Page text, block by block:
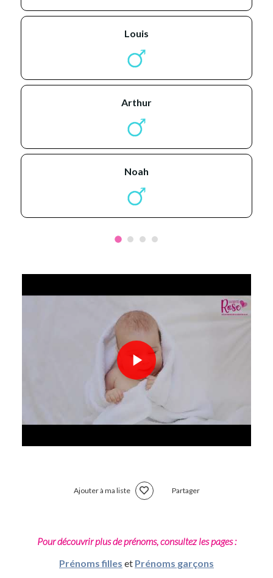
louis
arthur
noah
Ajouter à ma liste Partager
Pour découvrir plus de prénoms, consultez les pages :
Prénoms filles et Prénoms garçons